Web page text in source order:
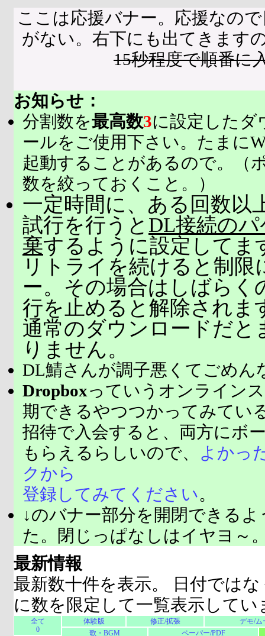
ここは応援バナー。応援なの
がない。右下にも出てきます
15秒程度で順番に
お知らせ：
分割数を最高数3に設定したダ
ールをご使用下さい。たまに
起動することがあるので。（
数を絞っておくこと。）
一定時間に、ある回数以
試行を行うと DL接続の
棄するように設定してま
リトライを続けると制限
ー。その場合はしばらく
行を止めると解除されま
通常のダウンロードだと
りません。
DL鯖さんが調子悪くてごめん
Dropboxっていうオンライン
期できるやつつかってみてい
招待で入会すると、両方にボ
もらえるらしいので、
よかっ
クから
登録してみてください。
↓のバナー部分を開閉できる
た。閉じっぱなしはイヤヨ～
最新情報
最新数十件を表示。 日付では
に数を限定して一覧表示してい
全て
0
体験版 修正/拡張
デモ/ム
歌・BGM
ペーパー/PDF